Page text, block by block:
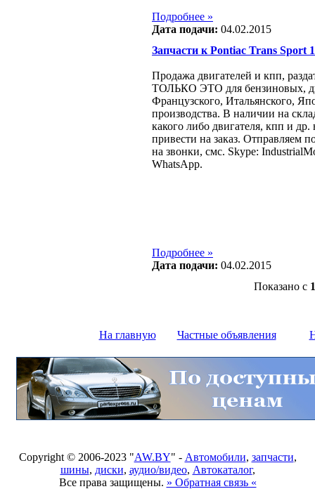
Подробнее »
Дата подачи: 04.02.2015
Запчасти к Pontiac Trans Sport
Продажа двигателей и кпп,
ТОЛЬКО ЭТО для бензиновых,
Французcкого, Итальянского,
производства. В наличии на
какого либо двигателя, кпп и
привести на заказ. Отправляем
на звонки, смс. Skype:
WhatsApp.
Подробнее »
Дата подачи: 04.02.2015
Показано с 1
На главную Частные объявления
Copyright © 2006-2023 "AW.BY" - Автомобили, запчасти,
шины, диски, аудио/видео, Автокаталог,
Все права защищены. » Обратная связь «